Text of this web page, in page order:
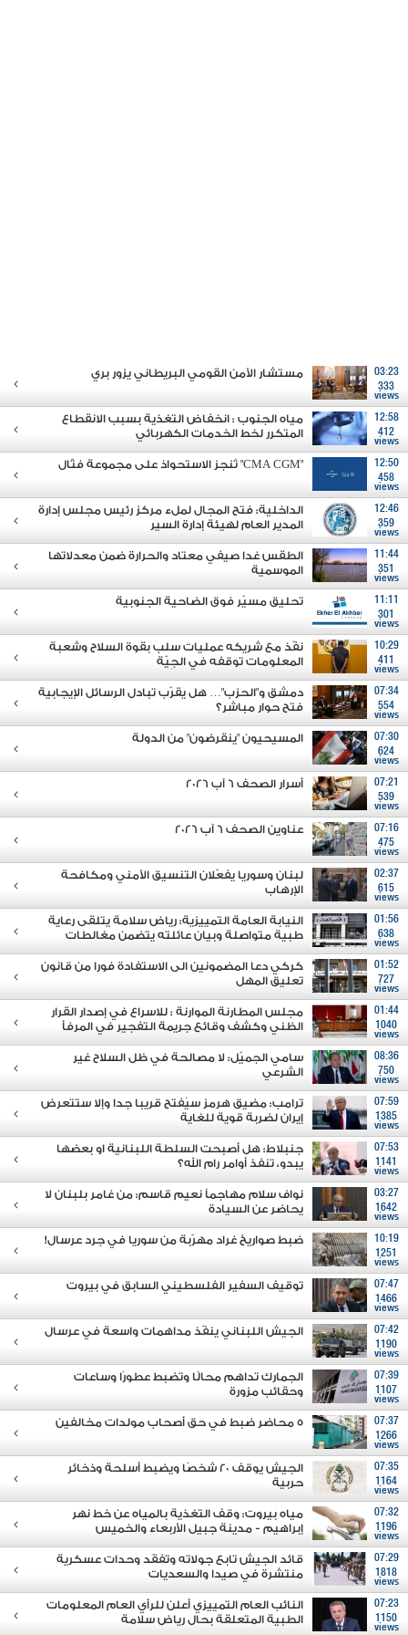
03:23
333
views
مستشار الأمن القومي البريطاني يزور بري
12:58
412
views
مياه الجنوب : انخفاض التغذية بسبب الانقطاع
المتكرر لخط الخدمات الكهربائي
12:50
458
views
"CMA CGM" تُنجز الاستحواذ على مجموعة فتّال
12:46
359
views
الداخلية: فتح المجال لملء مركز رئيس مجلس إدارة
المدير العام لهيئة إدارة السير
11:44
351
views
الطقس غدا صيفي معتاد والحرارة ضمن معدلاتها
الموسمية
11:11
301
views
تحليق مسيّر فوق الضاحية الجنوبية
10:29
411
views
نفّذ مع شريكه عمليات سلب بقوة السلاح وشعبة
المعلومات توقفه في الجِيّة
07:34
554
views
دمشق و"الحزب"… هل يقرّب تبادل الرسائل الإيجابية
فتح حوار مباشر؟
07:30
624
views
المسيحيون "ينقرضون" من الدولة
07:21
539
views
أسرار الصحف 6 آب 2026
07:16
475
views
عناوين الصحف 6 آب 2026
02:37
615
views
لبنان وسوريا يفعّلان التنسيق الأمني ومكافحة
الإرهاب
01:56
638
views
النيابة العامة التمييزية: رياض سلامة يتلقى رعاية
طبية متواصلة وبيان عائلته يتضمن مغالطات
01:52
727
views
كركي دعا المضمونين الى الاستفادة فورا من قانون
تعليق المهل
01:44
1040
views
مجلس المطارنة الموارنة : للاسراع في إصدار القرار
الظني وكشف وقائع جريمة التفجير في المرفأ
08:36
750
views
سامي الجميّل: لا مصالحة في ظل السلاح غير
الشرعي
07:59
1385
views
ترامب: مضيق هرمز سيُفتح قريبا جدا وإلا ستتعرض
إيران لضربة قوية للغاية
07:53
1141
views
جنبلاط: هل أصبحت السلطة اللبنانية او بعضها
يبدو، تنفذ أوامر رام الله؟
03:27
1642
views
نواف سلام مهاجماً نعيم قاسم: من غامر بلبنان لا
يحاضر عن السيادة
10:19
1251
views
ضبط صواريخ غراد مهرّبة من سوريا في جرد عرسال!
07:47
1466
views
توقيف السفير الفلسطيني السابق في بيروت
07:42
1190
views
الجيش اللبناني ينفّذ مداهمات واسعة في عرسال
07:39
1107
views
الجمارك تداهم محالًا وتضبط عطورًا وساعات
وحقائب مزورة
07:37
1266
views
5 محاضر ضبط في حق أصحاب مولدات مخالفين
07:35
1164
views
الجيش يوقف 20 شخصًا ويضبط أسلحة وذخائر
حربية
07:32
1196
views
مياه بيروت: وقف التغذية بالمياه عن خط نهر
إبراهيم - مدينة جبيل الأربعاء والخميس
07:29
1818
views
قائد الجيش تابع جولاته وتفقَد وحدات عسكرية
منتشرة في صيدا والسعديات
07:23
1150
views
النائب العام التمييزي أعلن للرأي العام المعلومات
الطبية المتعلقة بحال رياض سلامة